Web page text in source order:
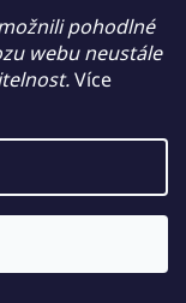
pohodlné
webu neustále
Více